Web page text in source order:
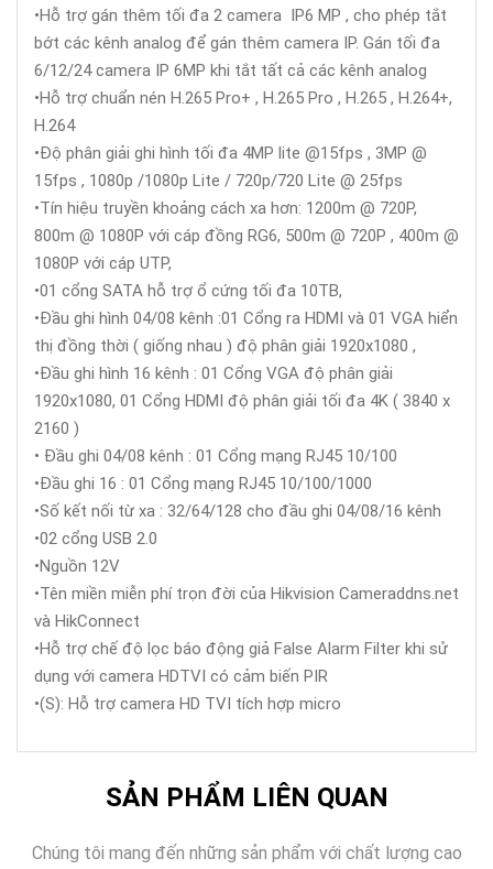
•Hỗ trợ gán thêm tối đa 2 camera IP6 MP , cho phép tắt
bớt các kênh analog để gán thêm camera IP. Gán tối đa
6/12/24 camera IP 6MP khi tắt tất cả các kênh analog
•Hỗ trợ chuẩn nén H.265 Pro+ , H.265 Pro , H.265 , H.264+,
H.264
•Độ phân giải ghi hình tối đa 4MP lite @15fps , 3MP @
15fps , 1080p /1080p Lite / 720p/720 Lite @ 25fps
•Tín hiệu truyền khoảng cách xa hơn: 1200m @ 720P,
800m @ 1080P với cáp đồng RG6, 500m @ 720P , 400m @
1080P với cáp UTP,
•01 cổng SATA hỗ trợ ổ cứng tối đa 10TB,
•Đầu ghi hình 04/08 kênh :01 Cổng ra HDMI và 01 VGA hiển
thị đồng thời ( giống nhau ) độ phân giải 1920x1080 ,
•Đầu ghi hình 16 kênh : 01 Cổng VGA độ phân giải
1920x1080, 01 Cổng HDMI độ phân giải tối đa 4K ( 3840 x
2160 )
• Đầu ghi 04/08 kênh : 01 Cổng mạng RJ45 10/100
•Đầu ghi 16 : 01 Cổng mạng RJ45 10/100/1000
•Số kết nối từ xa : 32/64/128 cho đầu ghi 04/08/16 kênh
•02 cổng USB 2.0
•Nguồn 12V
•Tên miền miễn phí trọn đời của Hikvision Cameraddns.net
và HikConnect
•Hỗ trợ chế độ lọc báo động giả False Alarm Filter khi sử
dụng với camera HDTVI có cảm biến PIR
•(S): Hỗ trợ camera HD TVI tích hợp micro
SẢN PHẨM LIÊN QUAN
Chúng tôi mang đến những sản phẩm với chất lượng cao